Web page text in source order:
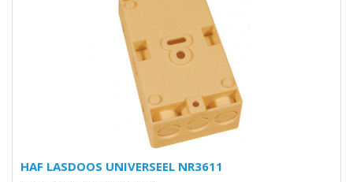
HAF LASDOOS UNIVERSEEL NR3611